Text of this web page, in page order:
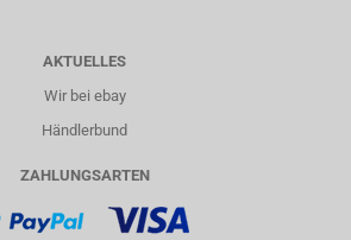
AKTUELLES
Wir bei ebay
Händlerbund
ZAHLUNGSARTEN